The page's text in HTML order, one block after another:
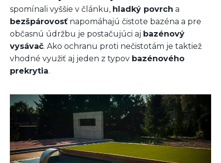
spomínali vyššie v článku, hladký povrch a
bezšpárovosť napomáhajú čistote bazéna a pre
občasnú údržbu je postačujúci aj bazénový
vysávač. Ako ochranu proti nečistotám je taktiež
vhodné využiť aj jeden z typov bazénového
prekrytia.